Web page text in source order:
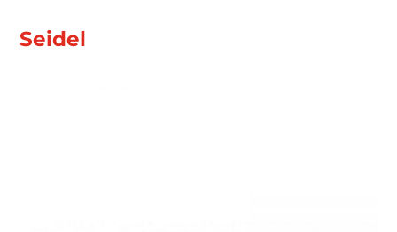
Seidel